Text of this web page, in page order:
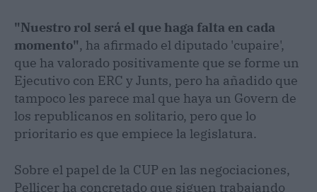
"Nuestro rol será el que haga falta en cada
momento", ha afirmado el diputado 'cupaire',
que ha valorado positivamente que se forme un
Ejecutivo con ERC y Junts, pero ha añadido que
tampoco les parece mal que haya un Govern de
los republicanos en solitario, pero que lo
prioritario es que empiece la legislatura.
Sobre el papel de la CUP en las negociaciones,
Pellicer ha concretado que siguen trabajando